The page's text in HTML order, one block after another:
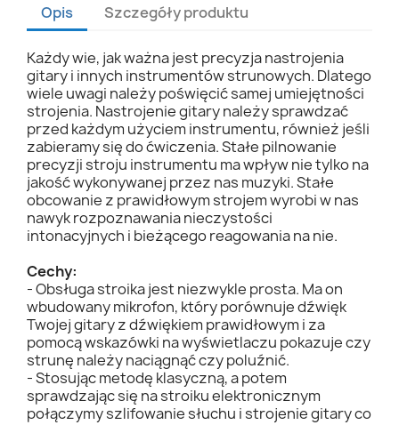
Opis Szczegóły produktu
Każdy wie, jak ważna jest precyzja nastrojenia
gitary i innych instrumentów strunowych. Dlatego
wiele uwagi należy poświęcić samej umiejętności
strojenia. Nastrojenie gitary należy sprawdzać
przed każdym użyciem instrumentu, również jeśli
zabieramy się do ćwiczenia. Stałe pilnowanie
precyzji stroju instrumentu ma wpływ nie tylko na
jakość wykonywanej przez nas muzyki. Stałe
obcowanie z prawidłowym strojem wyrobi w nas
nawyk rozpoznawania nieczystości
intonacyjnych i bieżącego reagowania na nie.
Cechy:
- Obsługa stroika jest niezwykle prosta. Ma on
wbudowany mikrofon, który porównuje dźwięk
Twojej gitary z dźwiękiem prawidłowym i za
pomocą wskazówki na wyświetlaczu pokazuje czy
strunę należy naciągnąć czy poluźnić.
- Stosując metodę klasyczną, a potem
sprawdzając się na stroiku elektronicznym
połączymy szlifowanie słuchu i strojenie gitary co